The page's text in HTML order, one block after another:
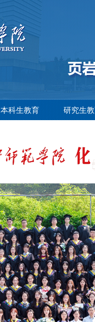
本科生教育 研究生